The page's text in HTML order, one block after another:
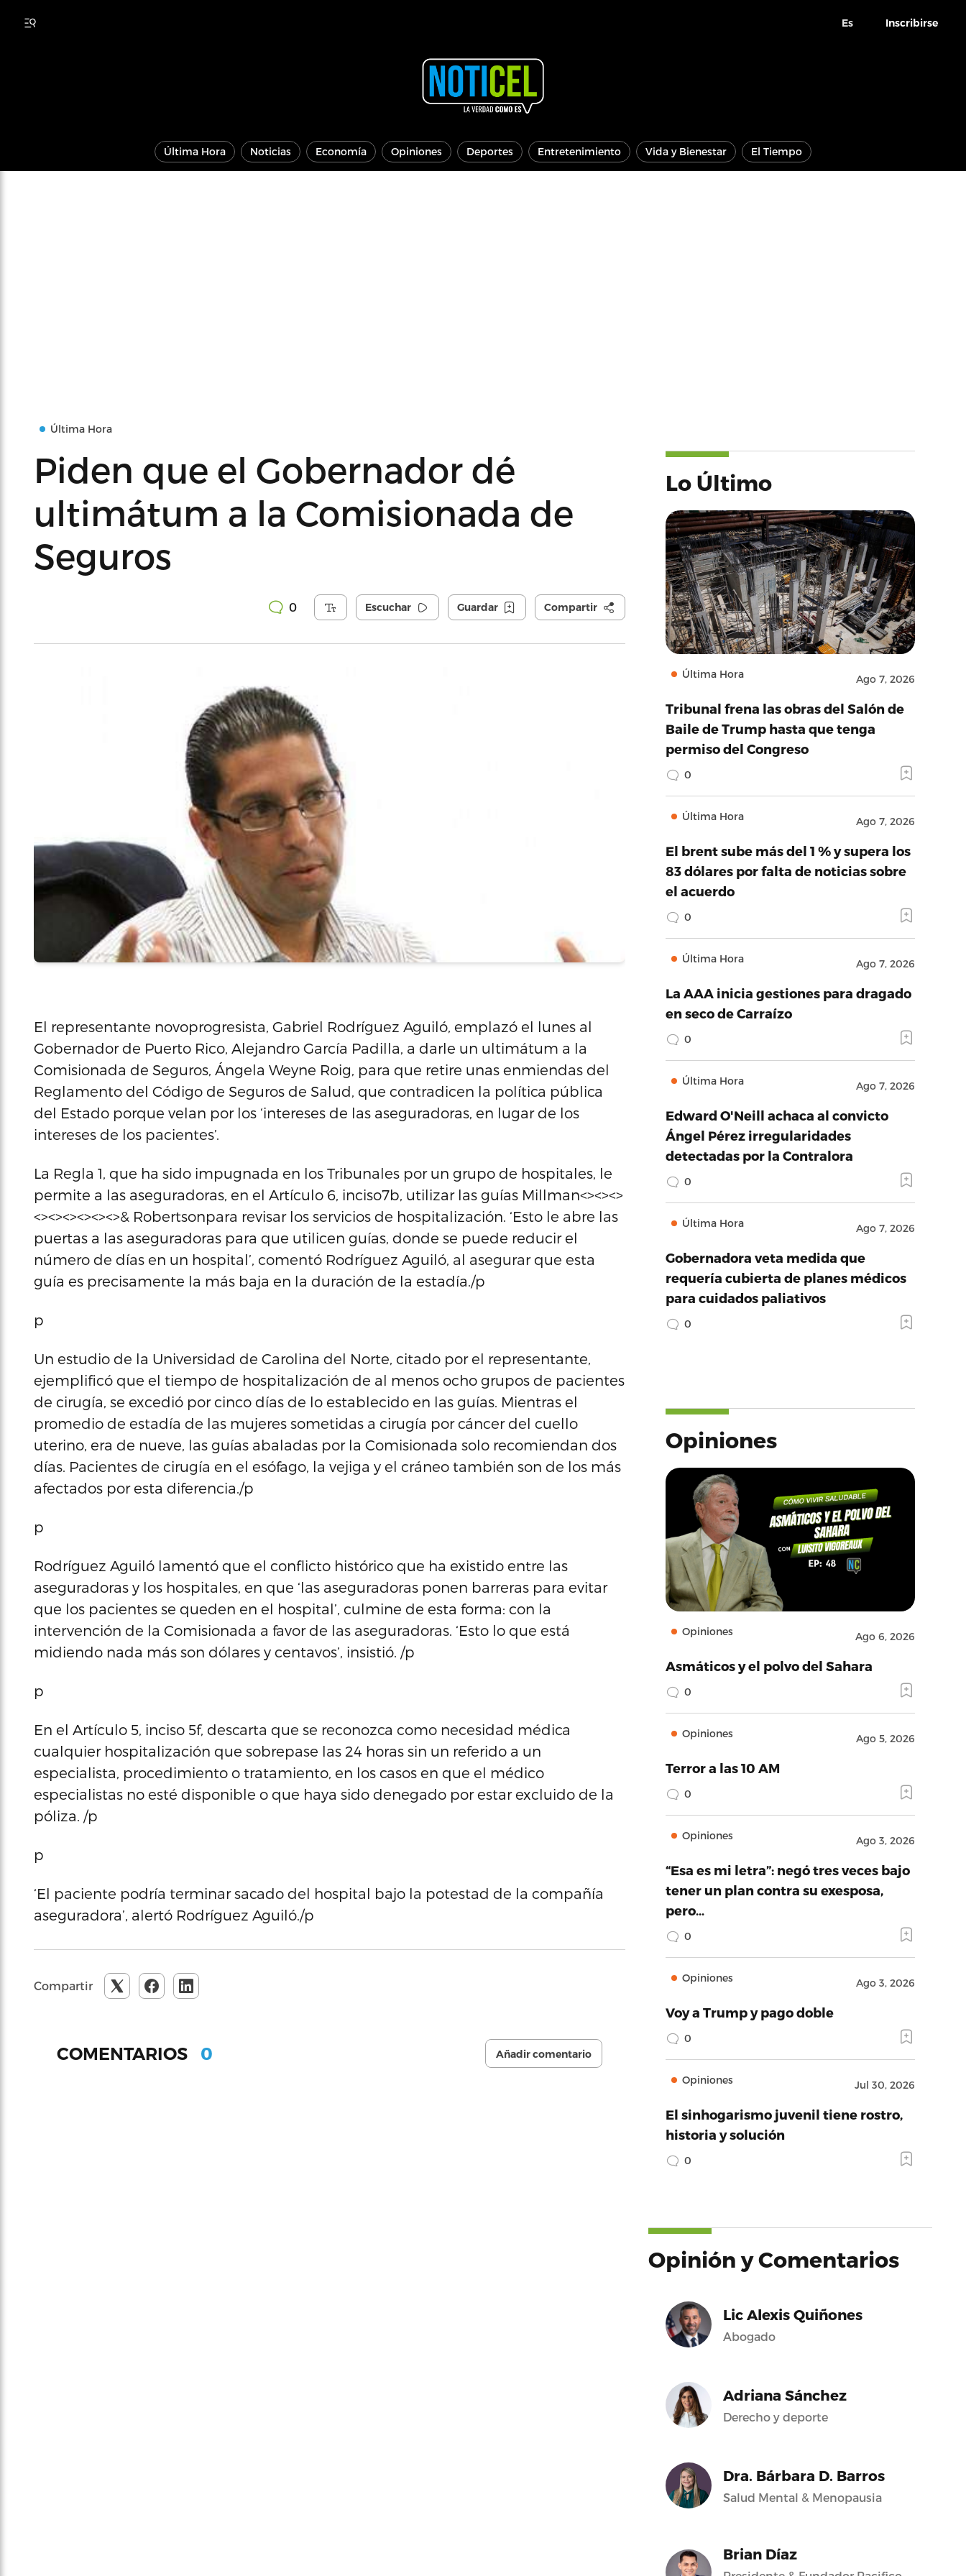
Es Inscribirse
Última Hora Noticias Economía Opiniones Deportes Entretenimiento Vida y Bienestar El Tiempo
Última Hora
Piden que el Gobernador dé
ultimátum a la Comisionada de
Seguros
0 Escuchar Guardar Compartir
El representante novoprogresista, Gabriel Rodríguez Aguiló, emplazó el lunes al
Gobernador de Puerto Rico, Alejandro García Padilla, a darle un ultimátum a la
Comisionada de Seguros, Ángela Weyne Roig, para que retire unas enmiendas del
Reglamento del Código de Seguros de Salud, que contradicen la política pública
del Estado porque velan por los ‘intereses de las aseguradoras, en lugar de los
intereses de los pacientes’.
La Regla 1, que ha sido impugnada en los Tribunales por un grupo de hospitales, le
permite a las aseguradoras, en el Artículo 6, inciso7b, utilizar las guías Millman<><><>
<><><><><><>& Robertsonpara revisar los servicios de hospitalización. ‘Esto le abre las
puertas a las aseguradoras para que utilicen guías, donde se puede reducir el
número de días en un hospital’, comentó Rodríguez Aguiló, al asegurar que esta
guía es precisamente la más baja en la duración de la estadía./p
p
Un estudio de la Universidad de Carolina del Norte, citado por el representante,
ejemplificó que el tiempo de hospitalización de al menos ocho grupos de pacientes
de cirugía, se excedió por cinco días de lo establecido en las guías. Mientras el
promedio de estadía de las mujeres sometidas a cirugía por cáncer del cuello
uterino, era de nueve, las guías abaladas por la Comisionada solo recomiendan dos
días. Pacientes de cirugía en el esófago, la vejiga y el cráneo también son de los más
afectados por esta diferencia./p
p
Rodríguez Aguiló lamentó que el conflicto histórico que ha existido entre las
aseguradoras y los hospitales, en que ‘las aseguradoras ponen barreras para evitar
que los pacientes se queden en el hospital’, culmine de esta forma: con la
intervención de la Comisionada a favor de las aseguradoras. ‘Esto lo que está
midiendo nada más son dólares y centavos’, insistió. /p
p
En el Artículo 5, inciso 5f, descarta que se reconozca como necesidad médica
cualquier hospitalización que sobrepase las 24 horas sin un referido a un
especialista, procedimiento o tratamiento, en los casos en que el médico
especialistas no esté disponible o que haya sido denegado por estar excluido de la
póliza. /p
p
‘El paciente podría terminar sacado del hospital bajo la potestad de la compañía
aseguradora’, alertó Rodríguez Aguiló./p
Compartir
COMENTARIOS 0 Añadir comentario
Lo Último
Última Hora Ago 7, 2026
Tribunal frena las obras del Salón de
Baile de Trump hasta que tenga
permiso del Congreso
0
Última Hora Ago 7, 2026
El brent sube más del 1 % y supera los
83 dólares por falta de noticias sobre
el acuerdo
0
Última Hora Ago 7, 2026
La AAA inicia gestiones para dragado
en seco de Carraízo
0
Última Hora Ago 7, 2026
Edward O'Neill achaca al convicto
Ángel Pérez irregularidades
detectadas por la Contralora
0
Última Hora Ago 7, 2026
Gobernadora veta medida que
requería cubierta de planes médicos
para cuidados paliativos
0
Opiniones
Opiniones Ago 6, 2026
Asmáticos y el polvo del Sahara
0
Opiniones Ago 5, 2026
Terror a las 10 AM
0
Opiniones Ago 3, 2026
“Esa es mi letra”: negó tres veces bajo
tener un plan contra su exesposa,
pero…
0
Opiniones Ago 3, 2026
Voy a Trump y pago doble
0
Opiniones Jul 30, 2026
El sinhogarismo juvenil tiene rostro,
historia y solución
0
Opinión y Comentarios
Lic Alexis Quiñones
Abogado
Adriana Sánchez
Derecho y deporte
Dra. Bárbara D. Barros
Salud Mental & Menopausia
Brian Díaz